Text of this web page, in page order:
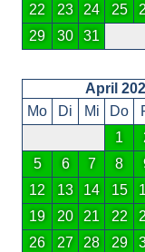
22
23 24 25
29
30 31
April
Mo
Di Mi Do
1
5
6 7 8
12
13 14 15
19
20 21 22
26
27 28 29